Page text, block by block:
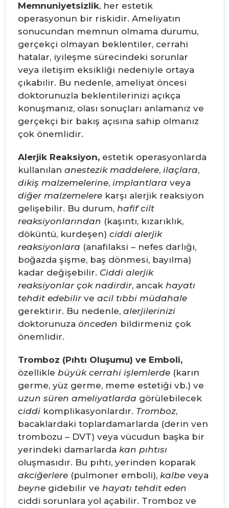
Memnuniyetsizlik, her estetik
operasyonun bir riskidir. Ameliyatın
sonucundan memnun olmama durumu,
gerçekçi olmayan beklentiler, cerrahi
hatalar, iyileşme sürecindeki sorunlar
veya iletişim eksikliği nedeniyle ortaya
çıkabilir. Bu nedenle, ameliyat öncesi
doktorunuzla beklentilerinizi açıkça
konuşmanız, olası sonuçları anlamanız ve
gerçekçi bir bakış açısına sahip olmanız
çok önemlidir.
Alerjik Reaksiyon,estetik operasyonlarda
kullanılan anestezik maddelere, ilaçlara,
dikiş malzemelerine, implantlara veya
diğer malzemelerekarşı alerjik reaksiyon
gelişebilir. Bu durum, hafif cilt
reaksiyonlarından (kaşıntı, kızarıklık,
döküntü, kurdeşen) ciddi alerjik
reaksiyonlara (anafilaksi – nefes darlığı,
boğazda şişme, baş dönmesi, bayılma)
kadar değişebilir. Ciddi alerjik
reaksiyonlar çok nadirdir, ancak hayatı
tehdit edebilirve acil tıbbi müdahale
gerektirir. Bu nedenle, alerjilerinizi
doktorunuza önceden bildirmeniz çok
önemlidir.
Tromboz (Pıhtı Oluşumu) ve Emboli,
özellikle büyük cerrahi işlemlerde(karın
germe, yüz germe, meme estetiği vb.) ve
uzun süren ameliyatlarda görülebilecek
ciddikomplikasyonlardır. Tromboz,
bacaklardaki toplardamarlarda (derin ven
trombozu – DVT) veya vücudun başka bir
yerindeki damarlarda kan pıhtısı
oluşmasıdır. Bu pıhtı, yerinden koparak
akciğerlere(pulmoner emboli), kalbeveya
beynegidebilir ve hayatı tehdit eden
ciddi sorunlara yol açabilir. Tromboz ve